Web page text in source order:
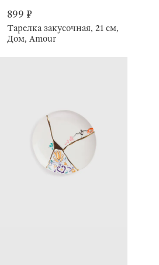
899 ₽
Тарелка закусочная, 21 см,
Дом, Amour